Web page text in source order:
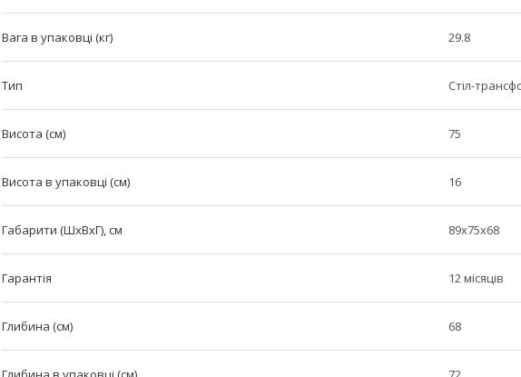
Вага в упаковці (кг) 29.8
Тип Стіл-
Висота (см) 75
Висота в упаковці (см) 16
Габарити (ШхВxГ), см 89x75x68
Гарантія 12 місяців
Глибина (см) 68